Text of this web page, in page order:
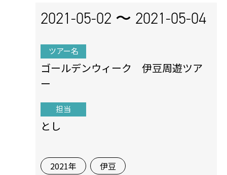
2021-05-02 〜 2021-05-04
ツアー名
ゴールデンウィーク 伊豆周遊ツア
ー
担当
とし
2021年 伊豆